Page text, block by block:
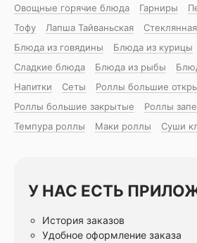
Овощные горячие блюда
Гарниры
Тофу
Лапша Тайваньская
Блюда из говядины
Блюда из курицы
Сладкие блюда
Блюда из рыбы
Напитки
Сеты
Роллы большие
Роллы большие закрытые
Роллы
Темпура роллы
Маки роллы Суши
У НАС ЕСТЬ
История заказов
Удобное оформление заказа